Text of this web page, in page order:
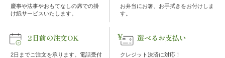
利
店
慶事や法事やおもてなしの席での掛
け紙サービスいたします。
お弁当にお箸、お手拭きをお付けしま
す。
2日前の注文OK
2日までご注文を承ります。電話受付
選べるお支払い
クレジット決済に対応！